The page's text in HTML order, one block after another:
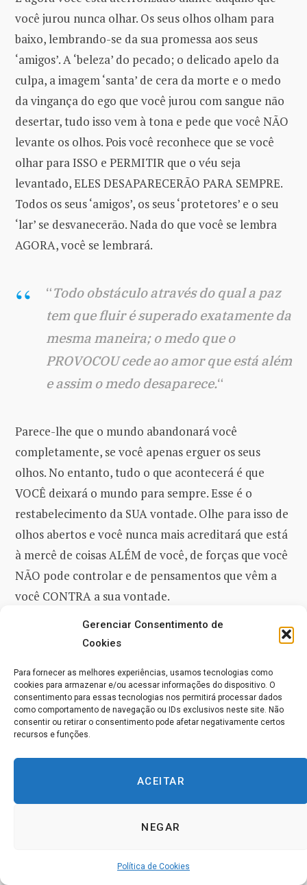
Gerenciar Consentimento de
Cookies
Para fornecer as melhores experiências, usamos tecnologias como
cookies para armazenar e/ou acessar informações do dispositivo. O
consentimento para essas tecnologias nos permitirá processar dados
como comportamento de navegação ou IDs exclusivos neste site. Não
consentir ou retirar o consentimento pode afetar negativamente certos
recursos e funções.
ACEITAR
NEGAR
Política de Cookies
você jurou nunca olhar. Os seus olhos olham para
baixo, lembrando-se da sua promessa aos seus
‘amigos’. A ‘beleza’ do pecado; o delicado apelo da
culpa, a imagem ‘santa’ de cera da morte e o medo
da vingança do ego que você jurou com sangue não
desertar, tudo isso vem à tona e pede que você NÃO
levante os olhos. Pois você reconhece que se você
olhar para ISSO e PERMITIR que o véu seja
levantado, ELES DESAPARECERÃO PARA SEMPRE.
Todos os seus ‘amigos’, os seus ‘protetores’ e o seu
‘lar’ se desvanecerão. Nada do que você se lembra
AGORA, você se lembrará.
“Todo obstáculo através do qual a paz
tem que fluir é superado exatamente da
mesma maneira; o medo que o
PROVOCOU cede ao amor que está além
e assim o medo desaparece.“
Parece-lhe que o mundo abandonará você
completamente, se você apenas erguer os seus
olhos. No entanto, tudo o que acontecerá é que
VOCÊ deixará o mundo para sempre. Esse é o
restabelecimento da SUA vontade. Olhe para isso de
olhos abertos e você nunca mais acreditará que está
à mercê de coisas ALÉM de você, de forças que você
NÃO pode controlar e de pensamentos que vêm a
você CONTRA a sua vontade.
É A SUA VONTADE OLHAR PARA ISSO. Nenhum
novamente, nenhuma punhalada de medo e nem o
suor frio da aparente morte PODEM se colocar
contra à sua vontade. E o que atrai você ALÉM do
véu, também está profundamente DENTRO de você,
inseparável da sua vontade e COMPLETAMENTE
Perguntar é o caminho para Deus porque isso nos
ouçamos. Nós teremos uma série de lições sobre